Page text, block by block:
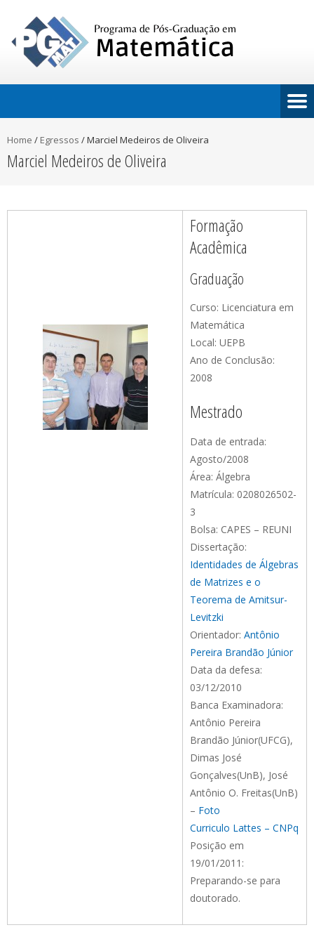
Home / Egressos /Marciel Medeiros de Oliveira
Marciel Medeiros de Oliveira
Formação
Acadêmica
Graduação
Curso: Licenciatura em
Matemática
Local: UEPB
Ano de Conclusão:
2008
Mestrado
Data de entrada:
Agosto/2008
Área: Álgebra
Matrícula: 0208026502-
3
Bolsa: CAPES – REUNI
Dissertação:
Identidades de Álgebras
de Matrizes e o
Teorema de Amitsur-
Levitzki
Orientador: Antônio
Pereira Brandão Júnior
Data da defesa:
03/12/2010
Banca Examinadora:
Antônio Pereira
Brandão Júnior(UFCG),
Dimas José
Gonçalves(UnB), José
Antônio O. Freitas(UnB)
– Foto
Curriculo Lattes – CNPq
Posição em
19/01/2011:
Preparando-se para
doutorado.